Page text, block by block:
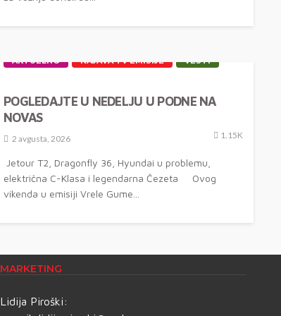
AKTUELNO NAJAVA TV EMISIJE VESTI
POGLEDAJTE U NEDELJU U PODNE NA
NOVAS
2 avgusta, 2026 1.15K
Jetour T2, Dragonfly 36, Hyundai u problemu,
električna C-Klasa i legendarna Čezeta Ovog
vikenda u emisiji Vrele Gume...
MARKETING
Lidija Piroški: